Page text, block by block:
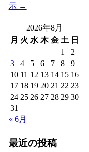
示 →
2026年8月
月 火 水 木 金 土 日
1
2
3
4 5 6 7 8
9
10 11 12 13 14 15 16
17 18 19 20 21 22 23
24 25 26 27 28 29 30
31
« 6月
最近の投稿